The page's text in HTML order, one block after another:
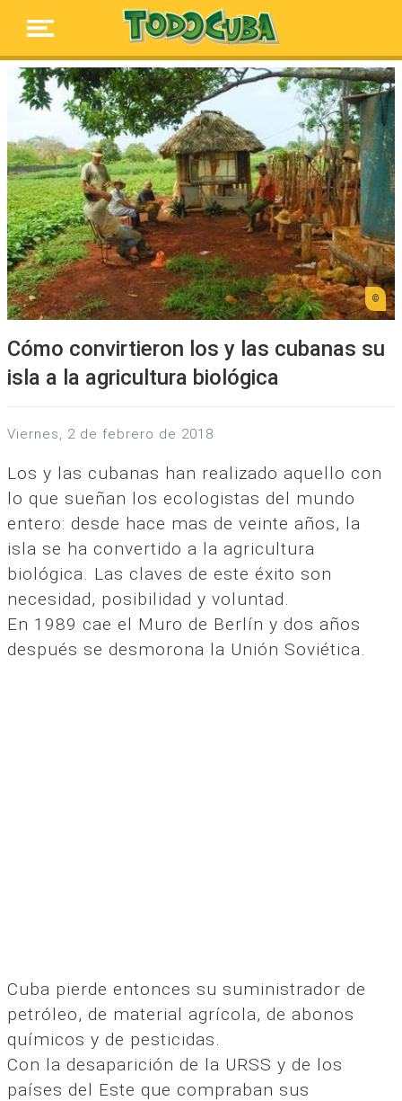
Cómo convirtieron los y las cubanas su
isla a la agricultura biológica
viernes, 2 de febrero de 2018
Los y las cubanas han realizado aquello con
lo que sueñan los ecologistas del mundo
entero: desde hace mas de veinte años, la
isla se ha convertido a la agricultura
biológica. Las claves de este éxito son
necesidad, posibilidad y voluntad.
En 1989 cae el Muro de Berlín y dos años
después se desmorona la Unión Soviética.
Cuba pierde entonces su suministrador de
petróleo, de material agrícola, de abonos
químicos y de pesticidas.
Con la desaparición de la URSS y de los
países del Este que compraban sus